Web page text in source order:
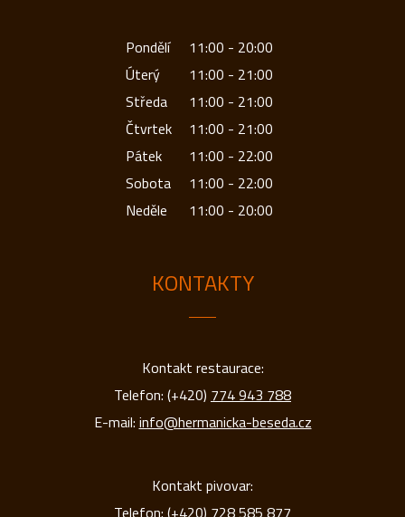
Pondělí
11:00 - 20:00
Úterý
11:00 - 21:00
Středa
11:00 - 21:00
Čtvrtek
11:00 - 21:00
Pátek
11:00 - 22:00
Sobota
11:00 - 22:00
Neděle
11:00 - 20:00
KONTAKTY
Kontakt restaurace:
Telefon: (+420) 774 943 788
E-mail: info@hermanicka-beseda.cz
Kontakt pivovar:
Telefon: (+420) 728 585 877